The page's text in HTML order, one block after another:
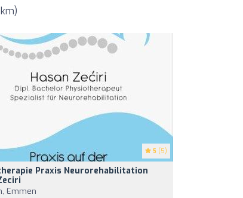
5 (5)
Praxis Neurorehabilitation
Emmen